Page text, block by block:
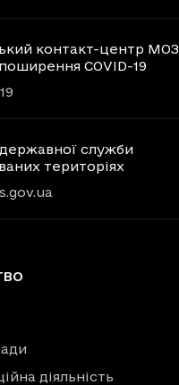
контакт-центр МОЗ
поширення COVID-19
служби
територіях
діяльність